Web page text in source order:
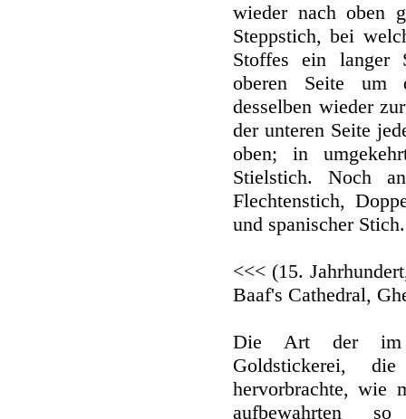
wieder nach oben
Steppstich, bei
Stoffes ein langer
oberen Seite um
desselben wieder
der unteren Seite
oben; in
Stielstich. Noch
Flechtenstich,
und spanischer Stich.
<<< (15.
Baaf's Cathedral,
Die Art der im
Goldstickerei,
hervorbrachte, wie
aufbewahrten so